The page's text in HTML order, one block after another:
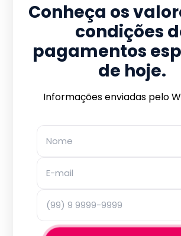
Conheça os
condições
pagamentos
de hoje.
Informações enviadas pelo